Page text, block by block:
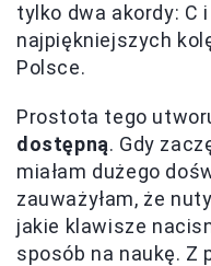
tylko dwa akordy: C
najpiękniejszych
Polsce.
Prostota tego
dostępną. Gdy
miałam dużego
zauważyłam, że
jakie klawisze
sposób na naukę. Z